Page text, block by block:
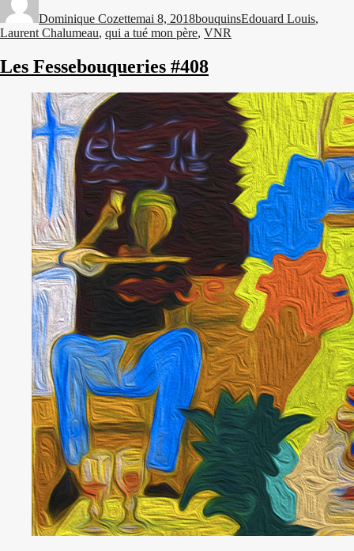
Dominique Cozettemai 8, 2018bouquinsEdouard Louis,
Laurent Chalumeau, qui a tué mon père, VNR
Les Fessebouqueries #408